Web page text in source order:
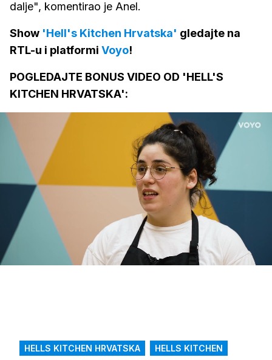
dalje", komentirao je Anel.
Show 'Hell's Kitchen Hrvatska' gledajte na
RTL-u i platformi Voyo!
POGLEDAJTE BONUS VIDEO OD 'HELL'S
KITCHEN HRVATSKA':
zvuk
HELLS KITCHEN HRVATSKA HELLS KITCHEN